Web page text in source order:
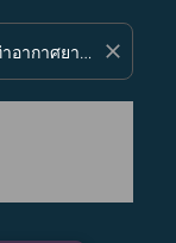
close